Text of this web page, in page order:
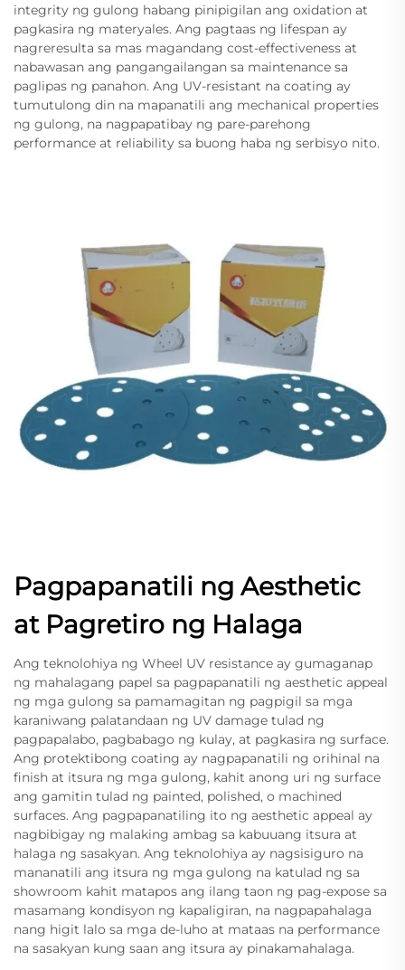
integrity ng gulong habang pinipigilan ang oxidation at
pagkasira ng materyales. Ang pagtaas ng lifespan ay
nagreresulta sa mas magandang cost-effectiveness at
nabawasan ang pangangailangan sa maintenance sa
paglipas ng panahon. Ang UV-resistant na coating ay
tumutulong din na mapanatili ang mechanical properties
ng gulong, na nagpapatibay ng pare-parehong
performance at reliability sa buong haba ng serbisyo nito.
Pagpapanatili ng Aesthetic
at Pagretiro ng Halaga
Ang teknolohiya ng Wheel UV resistance ay gumaganap
ng mahalagang papel sa pagpapanatili ng aesthetic appeal
ng mga gulong sa pamamagitan ng pagpigil sa mga
karaniwang palatandaan ng UV damage tulad ng
pagpapalabo, pagbabago ng kulay, at pagkasira ng surface.
Ang protektibong coating ay nagpapanatili ng orihinal na
finish at itsura ng mga gulong, kahit anong uri ng surface
ang gamitin tulad ng painted, polished, o machined
surfaces. Ang pagpapanatiling ito ng aesthetic appeal ay
nagbibigay ng malaking ambag sa kabuuang itsura at
halaga ng sasakyan. Ang teknolohiya ay nagsisiguro na
mananatili ang itsura ng mga gulong na katulad ng sa
showroom kahit matapos ang ilang taon ng pag-expose sa
masamang kondisyon ng kapaligiran, na nagpapahalaga
nang higit lalo sa mga de-luho at mataas na performance
na sasakyan kung saan ang itsura ay pinakamahalaga.